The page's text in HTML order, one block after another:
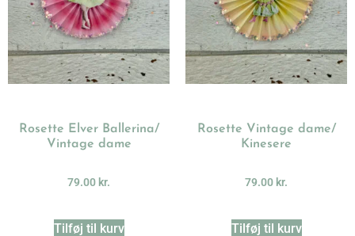
Rosette Elver Ballerina/
Vintage dame
79.00 kr.
Tilføj til kurv
Rosette Vintage dame/
Kinesere
79.00 kr.
Tilføj til kurv